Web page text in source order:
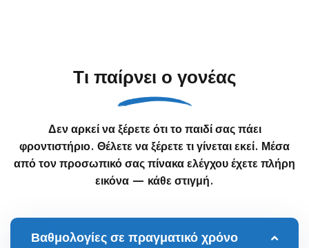
Τι παίρνει ο γονέας
Δεν αρκεί να ξέρετε ότι το παιδί σας πάει
φροντιστήριο. Θέλετε να ξέρετε τι γίνεται εκεί. Μέσα
από τον προσωπικό σας πίνακα ελέγχου έχετε πλήρη
εικόνα — κάθε στιγμή.
Βαθμολογίες σε πραγματικό χρόνο